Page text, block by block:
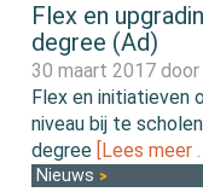
Flex en
degree (Ad)
30 maart 2017
Flex en initiatieven
niveau bij te
degree [Lees meer
Nieuws